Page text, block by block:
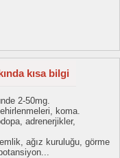
kısa bilgi
2-50mg.
koma.
adrenerjikler,
ağız kuruluğu, görme